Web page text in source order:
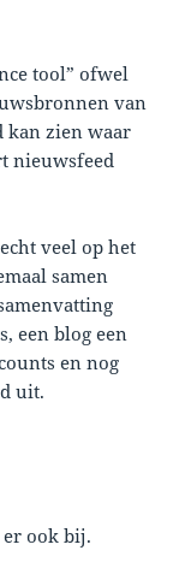
tool” ofwel
van
kan zien waar
nieuwsfeed
veel op het
samen
een blog een
en nog
uit.
ook bij.